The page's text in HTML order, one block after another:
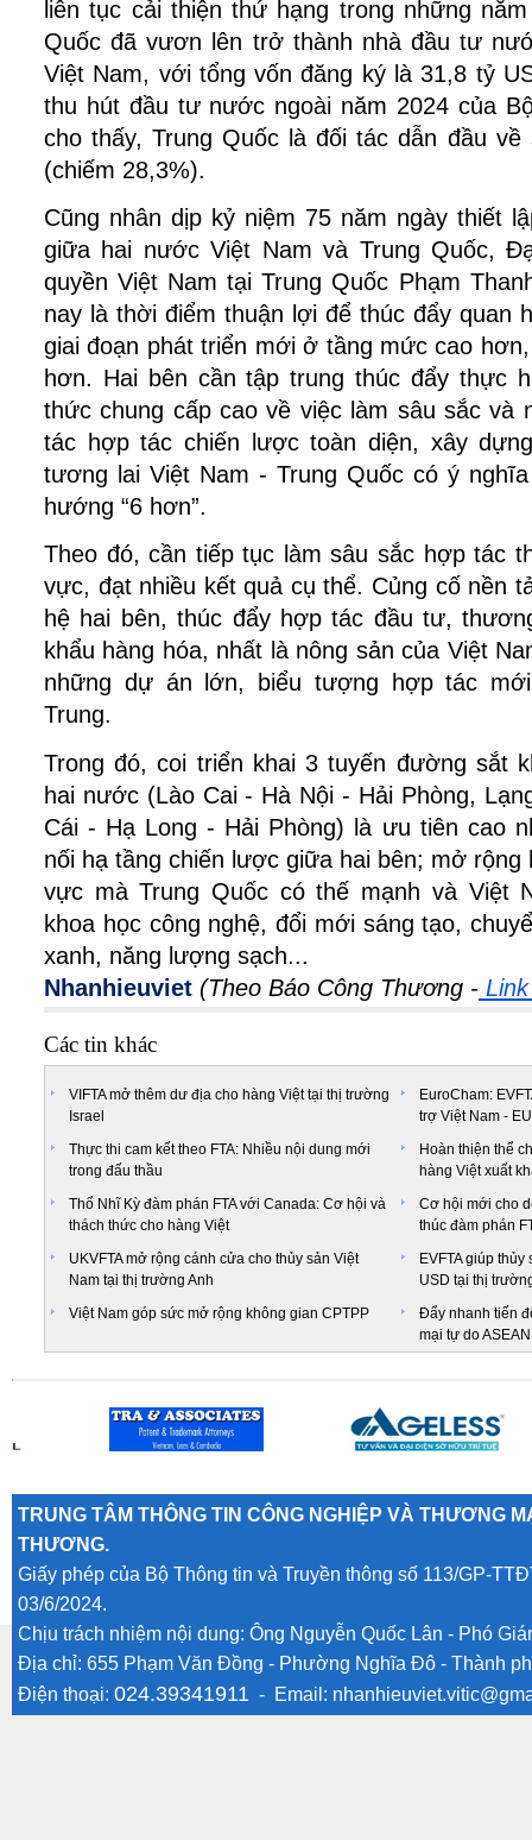
liên tục cải thiện thứ hạng trong những
Quốc đã vươn lên trở thành nhà đầu tư
Việt Nam, với tổng vốn đăng ký là 31,8 tỷ
thu hút đầu tư nước ngoài năm 2024 của
cho thấy, Trung Quốc là đối tác dẫn đầu
(chiếm 28,3%).
Cũng nhân dịp kỷ niệm 75 năm ngày thiết
giữa hai nước Việt Nam và Trung Quốc,
quyền Việt Nam tại Trung Quốc Phạm
nay là thời điểm thuận lợi để thúc đẩy quan
giai đoạn phát triển mới ở tầng mức cao
hơn. Hai bên cần tập trung thúc đẩy thực
thức chung cấp cao về việc làm sâu sắc và
tác hợp tác chiến lược toàn diện, xây
tương lai Việt Nam - Trung Quốc có ý
hướng “6 hơn”.
Theo đó, cần tiếp tục làm sâu sắc hợp tác
vực, đạt nhiều kết quả cụ thể. Củng cố nền
hệ hai bên, thúc đẩy hợp tác đầu tư,
khẩu hàng hóa, nhất là nông sản của Việt
những dự án lớn, biểu tượng hợp tác
Trung.
Trong đó, coi triển khai 3 tuyến đường sắt
hai nước (Lào Cai - Hà Nội - Hải Phòng,
Cái - Hạ Long - Hải Phòng) là ưu tiên cao
nối hạ tầng chiến lược giữa hai bên; mở
vực mà Trung Quốc có thế mạnh và Việt
khoa học công nghệ, đổi mới sáng tạo,
xanh, năng lượng sạch...
Nhanhieuviet (Theo Báo Công Thương -
Các tin khác
VIFTA mở thêm dư địa cho hàng Việt tại thị trường
Israel
EuroCham:
trợ Việt Nam -
Thực thi cam kết theo FTA: Nhiều nội dung mới
trong đấu thầu
Hoàn thiện thể
hàng Việt xuất
Thổ Nhĩ Kỳ đàm phán FTA với Canada: Cơ hội và
thách thức cho hàng Việt
Cơ hội mới cho
thúc đàm phán
UKVFTA mở rộng cánh cửa cho thủy sản Việt
Nam tại thị trường Anh
EVFTA giúp
USD tại thị
Việt Nam góp sức mở rộng không gian CPTPP
Đẩy nhanh tiến
mại tự do
TRUNG TÂM THÔNG TIN CÔNG NGHIỆP VÀ THƯƠNG
THƯƠNG.
Giấy phép của Bộ Thông tin và Truyền thông số 113/GP-
03/6/2024.
Chịu trách nhiệm nội dung: Ông Nguyễn Quốc Lân - Phó
Địa chỉ: 655 Phạm Văn Đồng - Phường Nghĩa Đô - Thành
Điện thoại: 024.39341911 - Email: